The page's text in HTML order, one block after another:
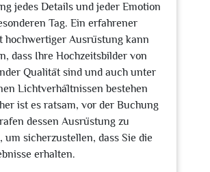
jedes Details und jeder Emotion
Tag. Ein erfahrener
hochwertiger Ausrüstung kann
dass Ihre Hochzeitsbilder von
Qualität sind und auch unter
Lichtverhältnissen bestehen
ist es ratsam, vor der Buchung
dessen Ausrüstung zu
um sicherzustellen, dass Sie die
erhalten.